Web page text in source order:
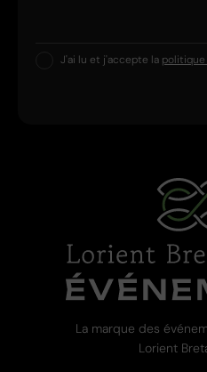
J'ai lu et j'accepte la
La marque des
Lorient